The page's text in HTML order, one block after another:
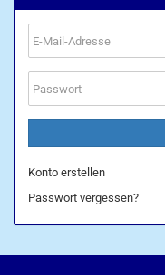
E-
Mail-
Adresse
Passwort
Konto erstellen
Passwort vergessen?